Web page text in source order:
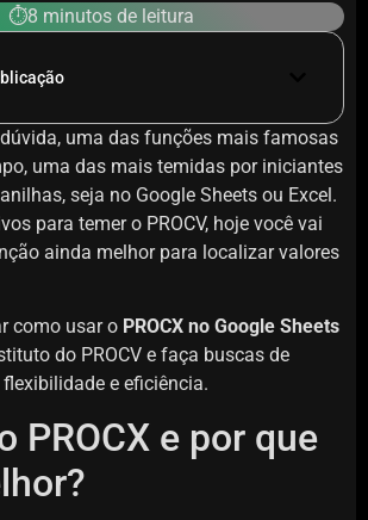
⏱️8 minutos de leitura
dúvida, uma das funções mais famosas
uma das mais temidas por iniciantes
seja no Google Sheets ou Excel.
para temer o PROCV, hoje você vai
ainda melhor para localizar valores
como usar o PROCX no Google Sheets
do PROCV e faça buscas de
e eficiência.
PROCX e por que